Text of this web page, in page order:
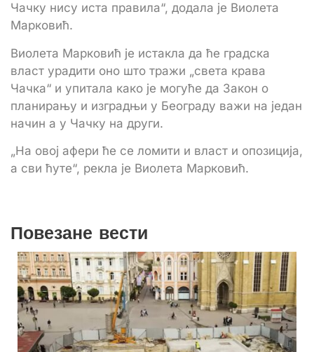
Чачку нису иста правила“, додала је Виолета
Марковић.
Виолета Марковић је истакла да ће градска
власт урадити оно што тражи „света крава
Чачка“ и упитала како је могуће да Закон о
планирању и изградњи у Београду важи на један
начин а у Чачку на други.
„На овој афери ће се ломити и власт и опозиција,
а сви ћуте“, рекла је Виолета Марковић.
Повезане вести